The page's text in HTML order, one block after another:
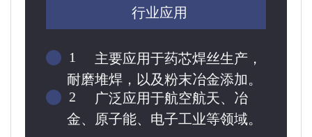
行业应用
1
主要应用于药芯焊丝生产，
耐磨堆焊，以及粉末冶金添加。
2
广泛应用于航空航天、冶
金、原子能、电子工业等领域。